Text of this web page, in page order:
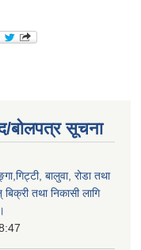
बोलपत्र सूचना
बालुवा, रोडा तथा
तथा निकासी लागि